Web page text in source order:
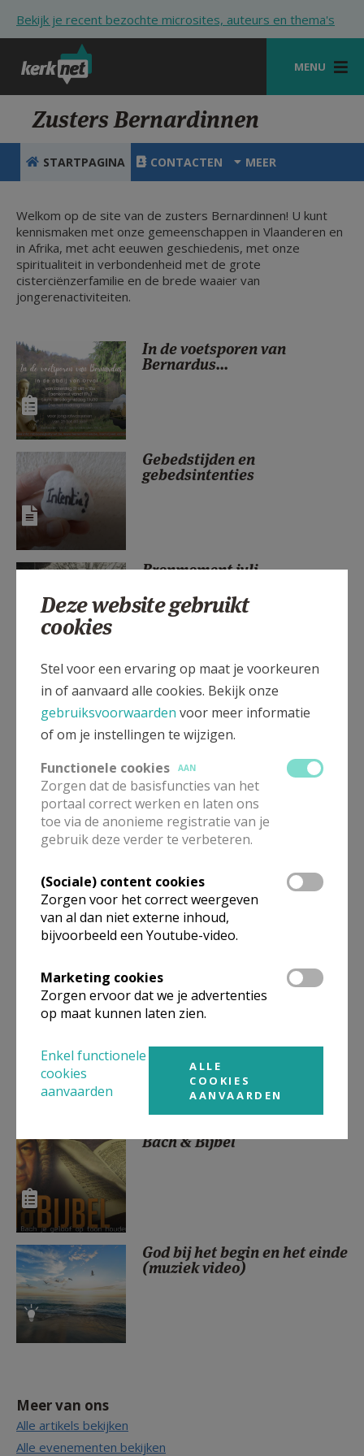
Bekijk je recent bezochte microsites, auteurs en thema's
MENU
STARTPAGINA
VIERINGEN
SHOP
ZOEKEN
HULP
MIJN PAROCHIE
AANMELDEN OF REGISTREREN
Zusters Bernardinnen
STARTPAGINA CONTACTEN MEER
Welkom op de site van de zusters Bernardinnen! U kunt
kennismaken met onze gemeenschappen in Vlaanderen en
in Afrika, met acht eeuwen geschiedenis, met onze
spiritualiteit in verbondenheid met de grote
cisterciënzerfamilie en de brede waaier van
jongerenactiviteiten.
In de voetsporen van
Bernardus...
Gebedstijden en
gebedsintenties
Bronmoment juli
Het Bijbels Leerhuis in het
Bisdom Gent
Een mooie zomer gewenst!
Lezingen 18e en 19e zondag
door het jaar A
Bach & Bijbel
God bij het begin en het einde
(muziek video)
Meer van ons
Alle artikels bekijken
Alle evenementen bekijken
Deze website gebruikt
cookies
Stel voor een ervaring op maat je voorkeuren
in of aanvaard alle cookies. Bekijk onze
gebruiksvoorwaarden voor meer informatie
of om je instellingen te wijzigen.
Functionele cookies
AAN
Zorgen dat de basisfuncties van het
portaal correct werken en laten ons
toe via de anonieme registratie van je
gebruik deze verder te verbeteren.
(Sociale) content cookies
Zorgen voor het correct weergeven
van al dan niet externe inhoud,
bijvoorbeeld een Youtube-video.
Marketing cookies
Zorgen ervoor dat we je advertenties
op maat kunnen laten zien.
Enkel functionele
cookies
aanvaarden
ALLE
COOKIES
AANVAARDEN